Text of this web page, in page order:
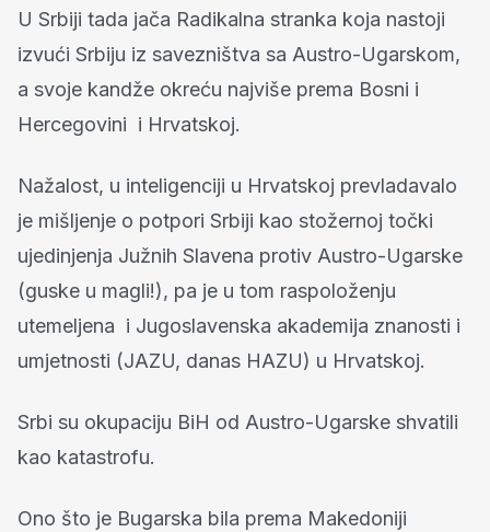
U Srbiji tada jača Radikalna stranka koja nastoji
izvući Srbiju iz savezništva sa Austro-Ugarskom,
a svoje kandže okreću najviše prema Bosni i
Hercegovini i Hrvatskoj.
Nažalost, u inteligenciji u Hrvatskoj prevladavalo
je mišljenje o potpori Srbiji kao stožernoj točki
ujedinjenja Južnih Slavena protiv Austro-Ugarske
(guske u magli!), pa je u tom raspoloženju
utemeljena i Jugoslavenska akademija znanosti i
umjetnosti (JAZU, danas HAZU) u Hrvatskoj.
Srbi su okupaciju BiH od Austro-Ugarske shvatili
kao katastrofu.
Ono što je Bugarska bila prema Makedoniji